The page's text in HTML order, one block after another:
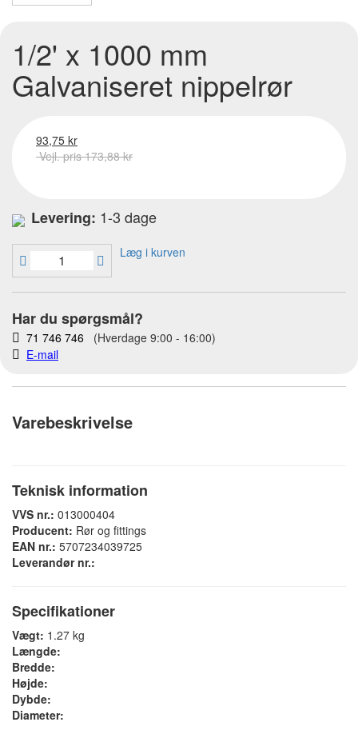
1/2' x 1000 mm
Galvaniseret nippelrør
93,75 kr
Vejl. pris 173,88 kr
Levering: 1-3 dage
Læg i kurven
Har du spørgsmål?
71 746 746 (Hverdage 9:00 - 16:00)
E-mail
Varebeskrivelse
Teknisk information
VVS nr.: 013000404
Producent: Rør og fittings
EAN nr.: 5707234039725
Leverandør nr.:
Specifikationer
Vægt: 1.27 kg
Længde:
Bredde:
Højde:
Dybde:
Diameter: